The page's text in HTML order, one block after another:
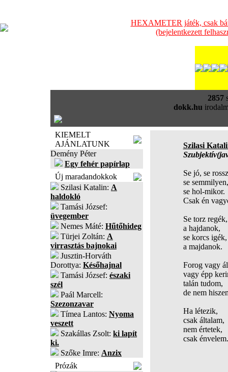
HEXAMETER játék, csak
(bejelentkezett
2857
dokk.hu
KIEMELT
AJÁNLATUNK
Demény Péter
Egy fehér papírlap
Új maradandokkok
Szilasi Katalin: A
haldokló
Tamási József:
üvegember
Nemes Máté: Hűtőhideg
Türjei Zoltán: A
virrasztás bajnokai
Jusztin-Horváth
Dorottya: Későhajnal
Tamási József: északi
szél
Paál Marcell:
Szezonzavar
Tímea Lantos: Nyoma
veszett
Szakállas Zsolt: ki lapít
ki.
Szőke Imre: Anzix
Prózák
Szilasi
Se jó, se
se semmilyen,
se hol-mikor.
Csak én
Se torz regék,
a hajdanok,
se korcs igék,
a majdanok.
Forog vagy
vagy épp
talán tudom,
de nem
Ha létezik,
csak általam,
nem értetek,
csak énvelem.